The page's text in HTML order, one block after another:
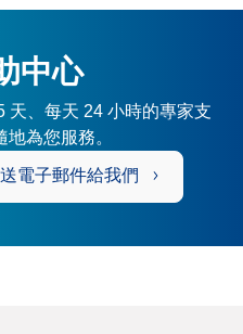
中心
天、每天 24 小時的專家支
為您服務。
電子郵件給我們